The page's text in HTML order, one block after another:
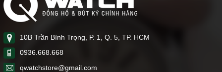
10B Trần Bình Trọng, P. 1, Q. 5, TP. HCM
0936.668.668
qwatchstore@gmail.com